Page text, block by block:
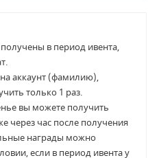
в период ивента,
аккаунт (фамилию),
только 1 раз.
вы можете получить
через час после получения
награды можно
если в период ивента у